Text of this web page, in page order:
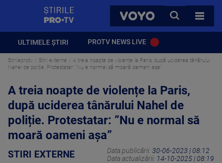
VOYO
CAUTA
TOATE
ULTIMELE ȘTIRI PROTV NEWS LIVE
Stirileprotv Stiri externe
A treia noapte de violențe la Paris, după uciderea tânărului
Nahel de poliție. Protestatar: ”Nu e normal să moară oameni așa”
A treia noapte de violențe la Paris,
după uciderea tânărului Nahel de
poliție. Protestatar: ”Nu e normal să
moară oameni așa”
STIRI EXTERNE Data publicării: 30-06-2023 | 08:12
Data actualizării: 14-10-2025 | 08:19